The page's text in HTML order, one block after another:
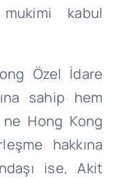
kabul
Özel İdare
sahip hem
Hong Kong
hakkına
ise, Akit